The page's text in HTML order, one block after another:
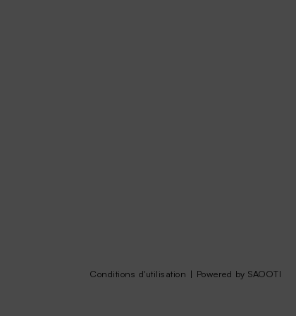
Conditions d'utilisation | Powered by SAOOTI